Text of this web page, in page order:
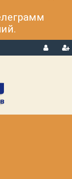
В
Р